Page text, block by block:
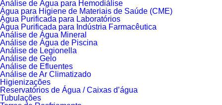
Análise de Água para Hemodiálise
Água para Higiene de Materiais de Saúde (CME)
Água Purificada para Laboratórios
Água Purificada para Indústria Farmacêutica
Análise de Água Mineral
Análise de Água de Piscina
Análise de Legionella
Análise de Gelo
Análise de Efluentes
Análise de Ar Climatizado
Higienizações
Reservatórios de Água / Caixas d’água
Tubulações